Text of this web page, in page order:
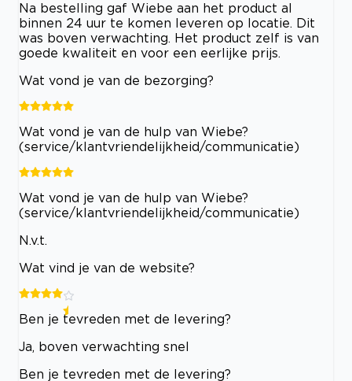
Na bestelling gaf Wiebe aan het product al
binnen 24 uur te komen leveren op locatie. Dit
was boven verwachting. Het product zelf is van
goede kwaliteit en voor een eerlijke prijs.
Wat vond je van de bezorging?
Wat vond je van de hulp van Wiebe?
(service/klantvriendelijkheid/communicatie)
Wat vond je van de hulp van Wiebe?
(service/klantvriendelijkheid/communicatie)
N.v.t.
Wat vind je van de website?
Ben je tevreden met de levering?
Ja, boven verwachting snel
Ben je tevreden met de levering?